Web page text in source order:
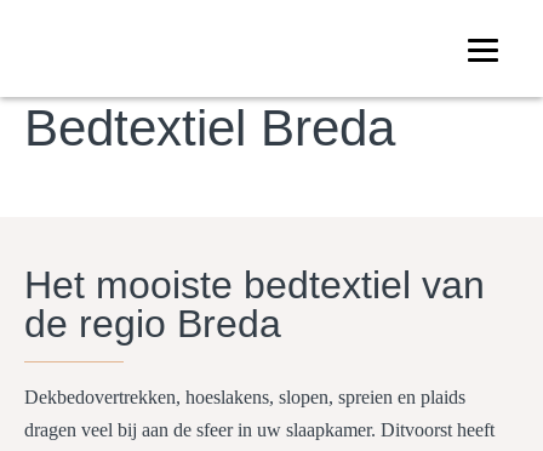
Bedtextiel Breda
Het mooiste bedtextiel van
de regio Breda
Dekbedovertrekken, hoeslakens, slopen, spreien en plaids
dragen veel bij aan de sfeer in uw slaapkamer. Ditvoorst heeft